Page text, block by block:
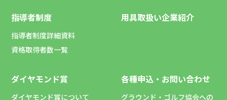
指導者制度
指導者制度詳細資料
資格取得者数一覧
用具取扱い企業紹介
ダイヤモンド賞
ダイヤモンド賞について
各種申込・お問い合わせ
グラウンド・ゴルフ協会への